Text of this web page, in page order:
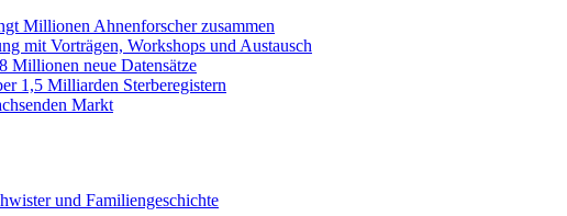
Millionen Ahnenforscher zusammen
mit Vorträgen, Workshops und Austausch
Millionen neue Datensätze
1,5 Milliarden Sterberegistern
Markt
und Familiengeschichte